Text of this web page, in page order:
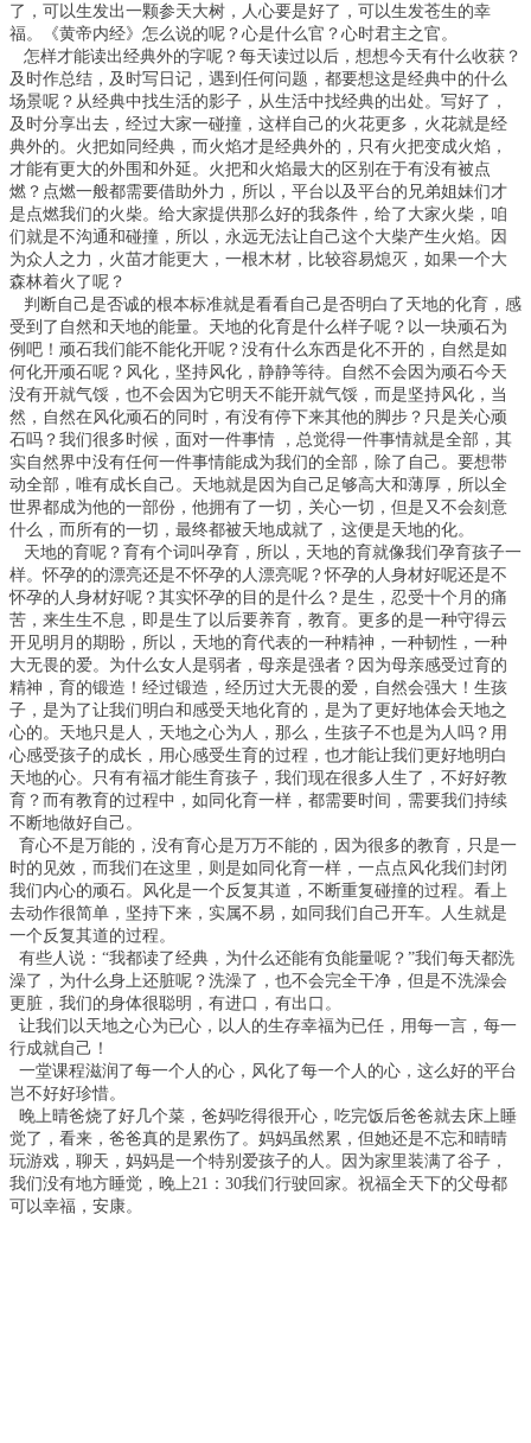
了，可以生发出一颗参天大树，人心要是好了，可以生发苍生的幸
福。《黄帝内经》怎么说的呢？心是什么官？心时君主之官。
怎样才能读出经典外的字呢？每天读过以后，想想今天有什么收获？
及时作总结，及时写日记，遇到任何问题，都要想这是经典中的什么
场景呢？从经典中找生活的影子，从生活中找经典的出处。写好了，
及时分享出去，经过大家一碰撞，这样自己的火花更多，火花就是经
典外的。火把如同经典，而火焰才是经典外的，只有火把变成火焰，
才能有更大的外围和外延。火把和火焰最大的区别在于有没有被点
燃？点燃一般都需要借助外力，所以，平台以及平台的兄弟姐妹们才
是点燃我们的火柴。给大家提供那么好的我条件，给了大家火柴，咱
们就是不沟通和碰撞，所以，永远无法让自己这个大柴产生火焰。因
为众人之力，火苗才能更大，一根木材，比较容易熄灭，如果一个大
森林着火了呢？
判断自己是否诚的根本标准就是看看自己是否明白了天地的化育，感
受到了自然和天地的能量。天地的化育是什么样子呢？以一块顽石为
例吧！顽石我们能不能化开呢？没有什么东西是化不开的，自然是如
何化开顽石呢？风化，坚持风化，静静等待。自然不会因为顽石今天
没有开就气馁，也不会因为它明天不能开就气馁，而是坚持风化，当
然，自然在风化顽石的同时，有没有停下来其他的脚步？只是关心顽
石吗？我们很多时候，面对一件事情 ，总觉得一件事情就是全部，其
实自然界中没有任何一件事情能成为我们的全部，除了自己。要想带
动全部，唯有成长自己。天地就是因为自己足够高大和薄厚，所以全
世界都成为他的一部份，他拥有了一切，关心一切，但是又不会刻意
什么，而所有的一切，最终都被天地成就了，这便是天地的化。
天地的育呢？育有个词叫孕育，所以，天地的育就像我们孕育孩子一
样。怀孕的的漂亮还是不怀孕的人漂亮呢？怀孕的人身材好呢还是不
怀孕的人身材好呢？其实怀孕的目的是什么？是生，忍受十个月的痛
苦，来生生不息，即是生了以后要养育，教育。更多的是一种守得云
开见明月的期盼，所以，天地的育代表的一种精神，一种韧性，一种
大无畏的爱。为什么女人是弱者，母亲是强者？因为母亲感受过育的
精神，育的锻造！经过锻造，经历过大无畏的爱，自然会强大！生孩
子，是为了让我们明白和感受天地化育的，是为了更好地体会天地之
心的。天地只是人，天地之心为人，那么，生孩子不也是为人吗？用
心感受孩子的成长，用心感受生育的过程，也才能让我们更好地明白
天地的心。只有有福才能生育孩子，我们现在很多人生了，不好好教
育？而有教育的过程中，如同化育一样，都需要时间，需要我们持续
不断地做好自己。
育心不是万能的，没有育心是万万不能的，因为很多的教育，只是一
时的见效，而我们在这里，则是如同化育一样，一点点风化我们封闭
我们内心的顽石。风化是一个反复其道，不断重复碰撞的过程。看上
去动作很简单，坚持下来，实属不易，如同我们自己开车。人生就是
一个反复其道的过程。
有些人说：“我都读了经典，为什么还能有负能量呢？”我们每天都洗
澡了，为什么身上还脏呢？洗澡了，也不会完全干净，但是不洗澡会
更脏，我们的身体很聪明，有进口，有出口。
让我们以天地之心为已心，以人的生存幸福为已任，用每一言，每一
行成就自己！
一堂课程滋润了每一个人的心，风化了每一个人的心，这么好的平台
岂不好好珍惜。
晚上晴爸烧了好几个菜，爸妈吃得很开心，吃完饭后爸爸就去床上睡
觉了，看来，爸爸真的是累伤了。妈妈虽然累，但她还是不忘和晴晴
玩游戏，聊天，妈妈是一个特别爱孩子的人。因为家里装满了谷子，
我们没有地方睡觉，晚上21：30我们行驶回家。祝福全天下的父母都
可以幸福，安康。